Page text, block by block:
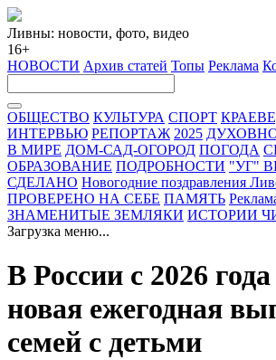
Ливны: новости, фото, видео
16+
НОВОСТИ Архив статей Топы Реклама
ОБЩЕСТВО КУЛЬТУРА СПОРТ
ИНТЕРВЬЮ РЕПОРТАЖ 2025
В МИРЕ ДОМ-САД-ОГОРОД ПОГОДА
ОБРАЗОВАНИЕ ПОДРОБНОСТИ "УГ"
СДЕЛАНО Новогодние поздравления
ПРОВЕРЕНО НА СЕБЕ ПАМЯТЬ
ЗНАМЕНИТЫЕ ЗЕМЛЯКИ ИСТОРИИ
Загрузка меню...
В России с 2026
новая ежегодная
семей с детьми